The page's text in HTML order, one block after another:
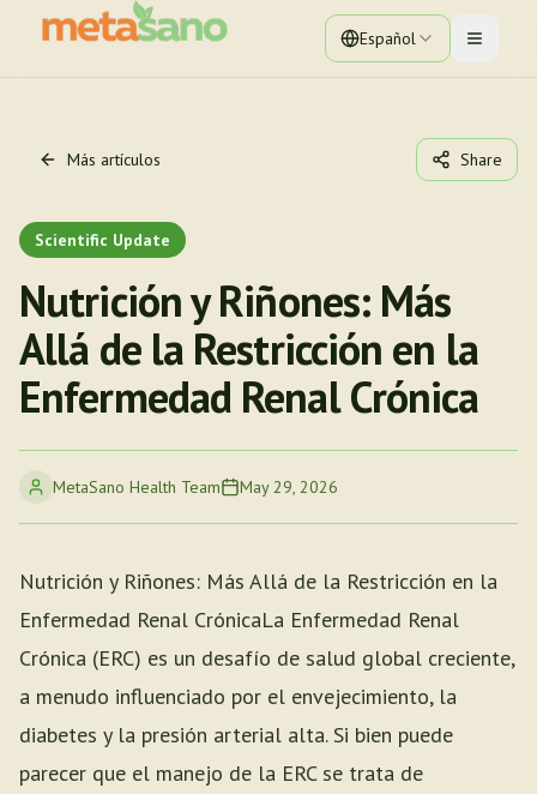
Español Toggle
Más artículos Share
Scientific Update
Nutrición y Riñones: Más
Allá de la Restricción en la
Enfermedad Renal Crónica
MetaSano Health Team May 29, 2026
Nutrición y Riñones: Más Allá de la Restricción en la
Enfermedad Renal CrónicaLa Enfermedad Renal
Crónica (ERC) es un desafío de salud global creciente,
a menudo influenciado por el envejecimiento, la
diabetes y la presión arterial alta. Si bien puede
parecer que el manejo de la ERC se trata de